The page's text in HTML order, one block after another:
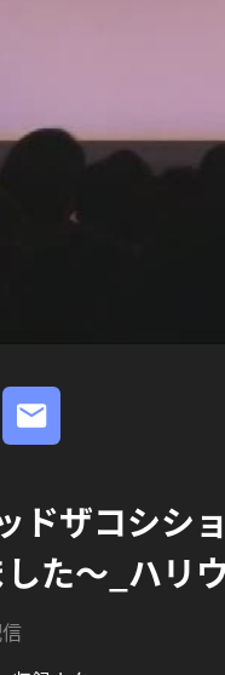
ドザコシシ
た〜_ハリ